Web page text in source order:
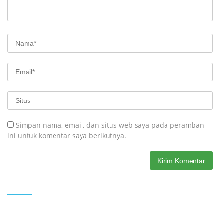
Simpan nama, email, dan situs web saya pada peramban
ini untuk komentar saya berikutnya.